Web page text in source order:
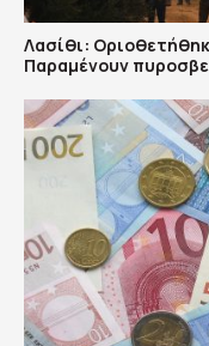
Λασίθι:
Παραμένουν